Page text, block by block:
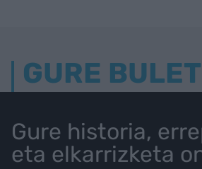
GURE
Gure historia,
eta elkarrizketa